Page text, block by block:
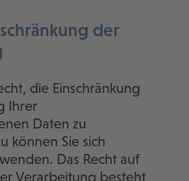
der
die Einschränkung
Ihrer
Daten zu
können Sie sich
Das Recht auf
Verarbeitung besteht